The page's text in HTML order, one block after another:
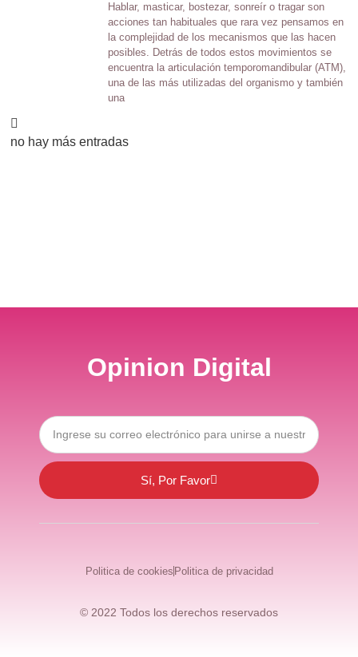
Hablar, masticar, bostezar, sonreír o tragar son
acciones tan habituales que rara vez pensamos en
la complejidad de los mecanismos que las hacen
posibles. Detrás de todos estos movimientos se
encuentra la articulación temporomandibular (ATM),
una de las más utilizadas del organismo y también
una
no hay más entradas
Opinion Digital
Sí, Por Favor
Politica de cookies Politica de privacidad
© 2022 Todos los derechos reservados